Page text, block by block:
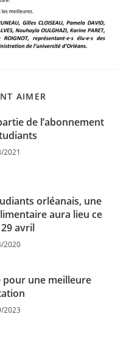
AIMER
de l’abonnement
2021
orléanais, une
aura lieu ce
avril
2020
pour une meilleure
2023